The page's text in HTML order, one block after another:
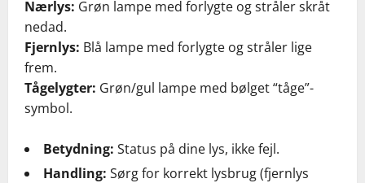
Nærlys: Grøn lampe med forlygte og stråler skråt
nedad.
Fjernlys: Blå lampe med forlygte og stråler lige
frem.
Tågelygter: Grøn/gul lampe med bølget “tåge”-
symbol.
Betydning: Status på dine lys, ikke fejl.
Handling: Sørg for korrekt lysbrug (fjernlys